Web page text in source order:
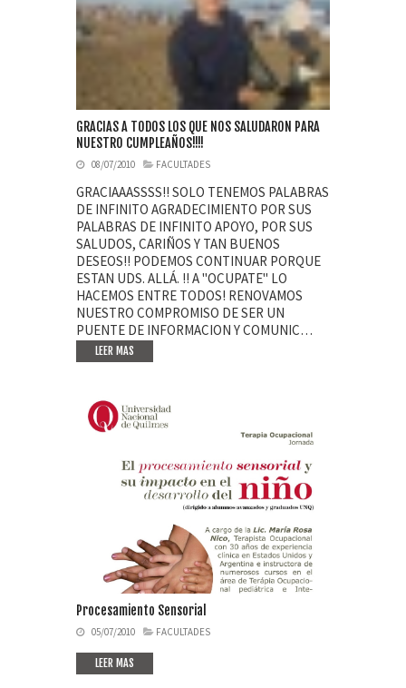
GRACIAS A TODOS LOS QUE NOS SALUDARON PARA
NUESTRO CUMPLEAÑOS!!!!
08/07/2010 FACULTADES
GRACIAAASSSS!! SOLO TENEMOS PALABRAS
DE INFINITO AGRADECIMIENTO POR SUS
PALABRAS DE INFINITO APOYO, POR SUS
SALUDOS, CARIÑOS Y TAN BUENOS
DESEOS!! PODEMOS CONTINUAR PORQUE
ESTAN UDS. ALLÁ. !! A "OCUPATE" LO
HACEMOS ENTRE TODOS! RENOVAMOS
NUESTRO COMPROMISO DE SER UN
PUENTE DE INFORMACION Y COMUNIC…
LEER MAS
Procesamiento Sensorial
05/07/2010 FACULTADES
LEER MAS